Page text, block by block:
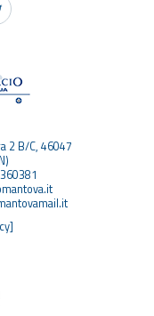
2 B/C, 46047